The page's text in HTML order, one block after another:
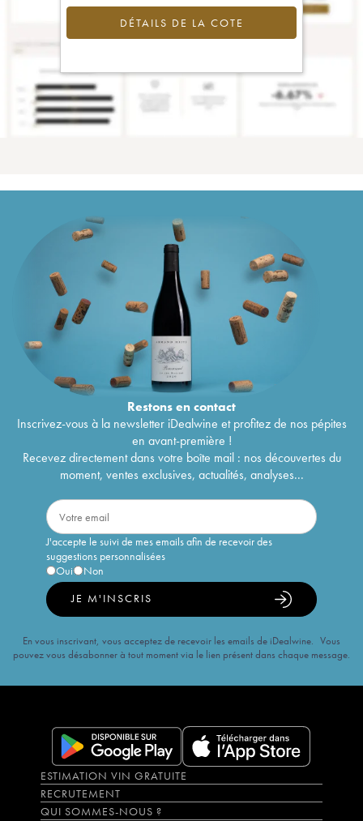
DÉTAILS DE LA COTE
Restons encontact
Inscrivez-vous à la newsletter iDealwine et profitez de nos pépites
en avant-première !
Recevez directement dans votre boîte mail : nos découvertes du
moment, ventes exclusives, actualités, analyses...
J'accepte le suivi de mes emails afin de recevoir des
suggestions personnalisées
Oui
Non
JE M'INSCRIS
En vous inscrivant, vous acceptez de recevoir les emails de iDealwine. Vous
pouvez vous désabonner à tout moment via le lien présent dans chaque message.
ESTIMATION VIN GRATUITE
RECRUTEMENT
QUI SOMMES-NOUS ?